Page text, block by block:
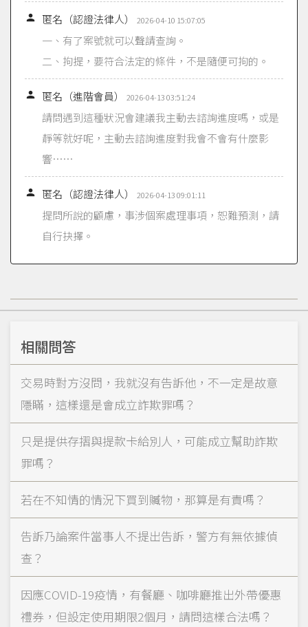
 匿名（認證法律人） 2026-04-10 15:07:05
一、有了案號就可以聲請查詢。
二、拘提，要符合法定的條件，不是隨便可拘的。
 匿名（進階會員） 2026-04-13 03:51:24
請問遇到這種狀況會建議我主動去諮詢進度嗎，或是
靜等就好呢，主動去諮詢進度對我會不會有什麼影
響⋯⋯
 匿名（認證法律人） 2026-04-13 09:01:11
提問所說的顧慮，事涉個案處理事項，恕難預測，請
自行抉擇。
相關問答
交易時對方沒問，我就沒有告訴他，不一定是故意
隱瞞，這樣還是會成立詐欺罪嗎？
只是提供存摺與提款卡給別人，可能成立幫助詐欺
罪嗎？
若在不知情的情況下買到贓物，那算是有責嗎？
告訴乃論案件當事人不提出告訴，警方有無依據偵
查？
因應COVID-19疫情，有餐廳、咖啡廳推出外帶優惠
禮券，但設定使用期限2個月，請問這樣合法嗎？